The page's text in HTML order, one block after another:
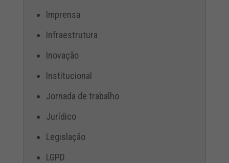
Imprensa
Infraestrutura
Inovação
Institucional
Jornada de trabalho
Jurídico
Legislação
LGPD